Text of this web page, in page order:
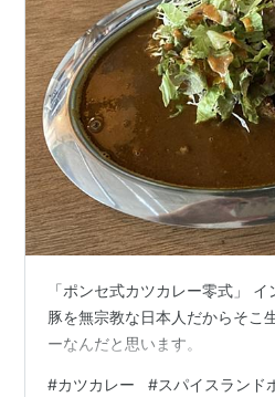
「ポンセ式カツカレー零式」
豚を無宗教な日本人だからそこ
ーなんだと思います。
#カツカレー #スパイスランド